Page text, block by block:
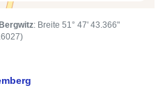
: Breite 51° 47' 43.366"